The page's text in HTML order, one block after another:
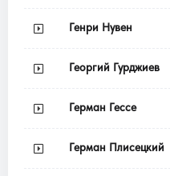
Генри Нувен
Георгий Гурджиев
Герман Гессе
Герман Плисецкий